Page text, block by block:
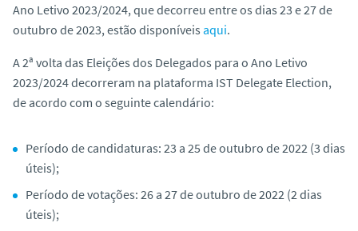
Ano Letivo 2023/2024, que decorreu entre os dias 23 e 27 de
outubro de 2023, estão disponíveis aqui.
A 2ª volta das Eleições dos Delegados para o Ano Letivo
2023/2024 decorreram na plataforma IST Delegate Election,
de acordo com o seguinte calendário:
Período de candidaturas: 23 a 25 de outubro de 2022 (3 dias
úteis);
Período de votações: 26 a 27 de outubro de 2022 (2 dias
úteis);